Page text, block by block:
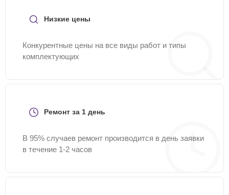
Низкие цены
Конкурентные цены на все виды работ и типы
комплектующих
Ремонт за 1 день
В 95% случаев ремонт производится в день заявки
в течение 1-2 часов